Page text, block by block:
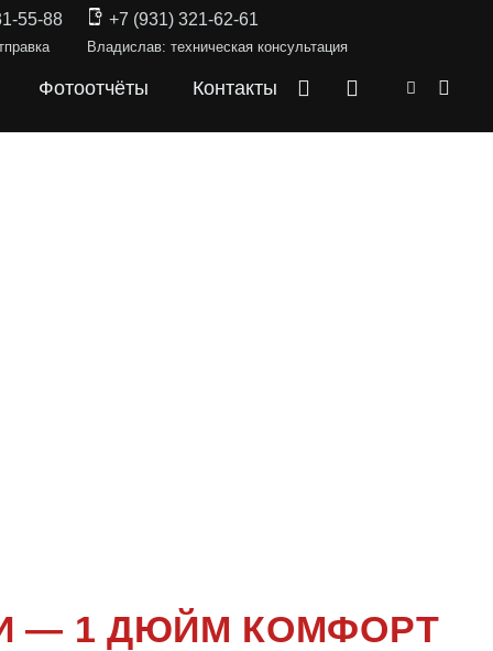
55-88 +7 (931) 321-62-61
Владислав: техническая консультация
Фотоотчёты Контакты
— 1 ДЮЙМ КОМФОРТ